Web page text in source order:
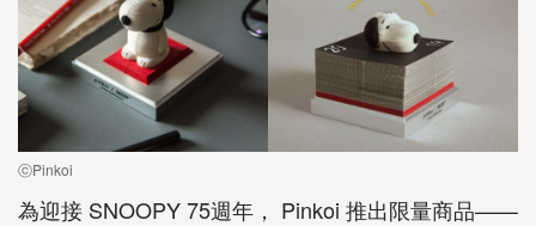
ⓒPinkoi
為迎接 SNOOPY 75週年， Pinkoi 推出限量商品——